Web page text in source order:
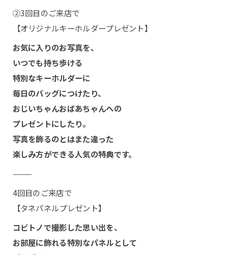
KOBITONOについて
コンセプト
スタッフ紹介
撮影・商品について
②3回目のご来店で
【オリジナルキーホルダープレゼント】
お気に入りのお写真を、
いつでも持ち歩ける
特別なキーホルダーに
毎日のバッグにつけたり、
おじいちゃんおばあちゃんへの
プレゼントにしたり。
写真を飾るのとはまた違った
楽しみ方ができる人気の特典です。
⸻
4回目のご来店で
【タネパネルプレゼント】
コビトノで撮影した思い出を、
お部屋に飾れる特別なパネルとして